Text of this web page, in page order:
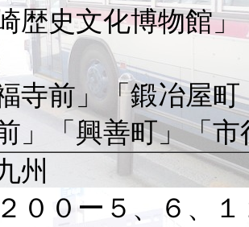
歴史文化博物館
福寺前」「鍛冶屋
」「興善町」「
州
００ー５、６、